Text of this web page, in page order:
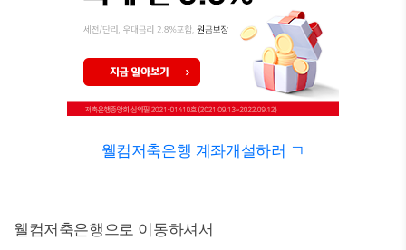
웰컴저축은행 계좌개설하러 ㄱ
웰컴저축은행으로 이동하셔서